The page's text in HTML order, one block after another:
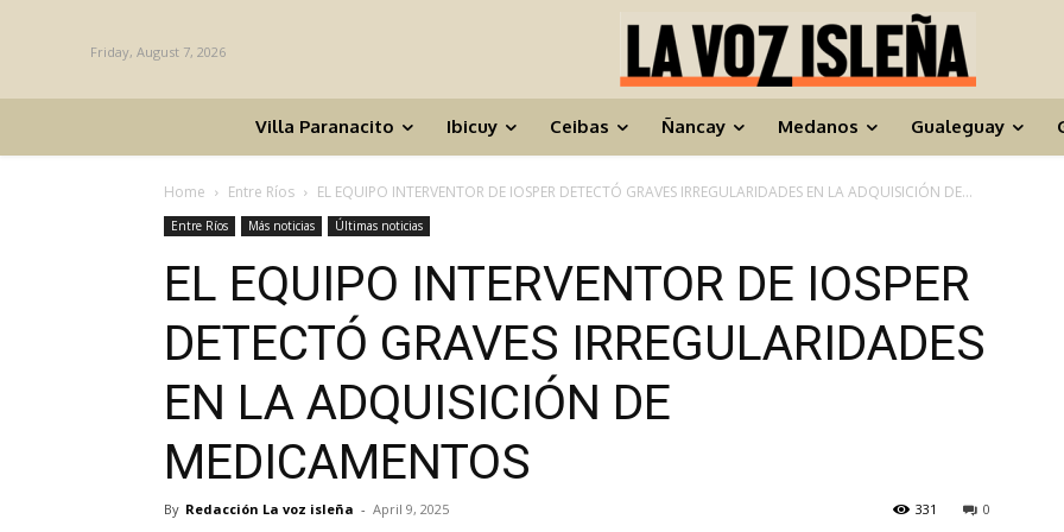
Friday, August 7, 2026
Villa Paranacito Ibicuy Ceibas Ñancay Medanos Gualeguay
Home Entre Ríos EL EQUIPO INTERVENTOR DE IOSPER DETECTÓ GRAVES IRREGULARIDADES EN LA ADQUISICIÓN DE...
Entre Ríos Más noticias Últimas noticias
EL EQUIPO INTERVENTOR DE IOSPER
DETECTÓ GRAVES IRREGULARIDADES
EN LA ADQUISICIÓN DE
MEDICAMENTOS
By Redacción La voz isleña - April 9, 2025 0
331